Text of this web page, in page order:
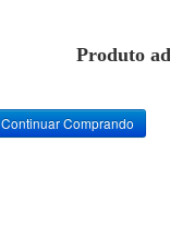
Produto
Continuar Comprando